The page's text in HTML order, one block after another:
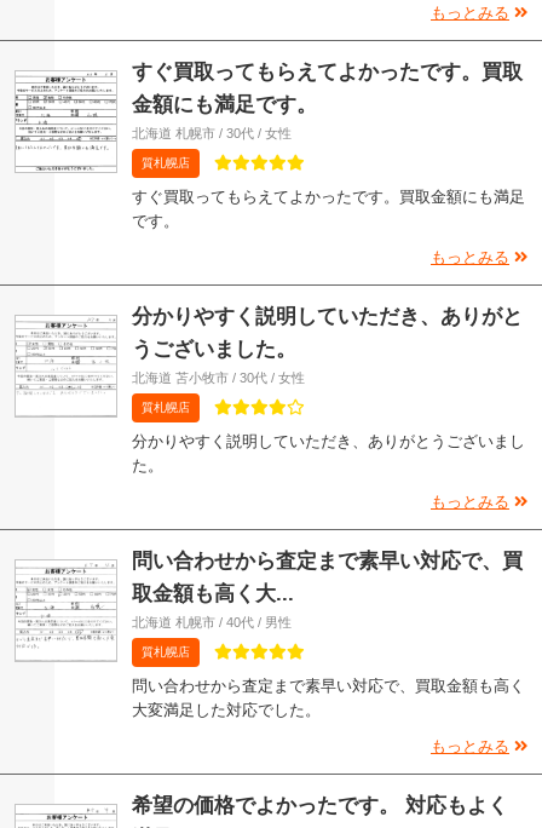
もっとみる
すぐ買取ってもらえてよかったです。買取
金額にも満足です。
北海道 札幌市 / 30代 / 女性
質札幌店
すぐ買取ってもらえてよかったです。買取金額にも満足
です。
もっとみる
分かりやすく説明していただき、ありがと
うございました。
北海道 苫小牧市 / 30代 / 女性
質札幌店
分かりやすく説明していただき、ありがとうございまし
た。
もっとみる
問い合わせから査定まで素早い対応で、買
取金額も高く大...
北海道 札幌市 / 40代 / 男性
質札幌店
問い合わせから査定まで素早い対応で、買取金額も高く
大変満足した対応でした。
もっとみる
希望の価格でよかったです。 対応もよく